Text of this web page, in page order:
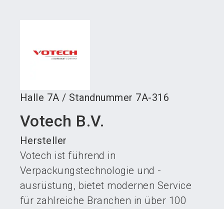
Halle 7A / Standnummer 7A-316
Votech B.V.
Hersteller
Votech ist führend in
Verpackungstechnologie und -
ausrüstung, bietet modernen Service
für zahlreiche Branchen in über 100